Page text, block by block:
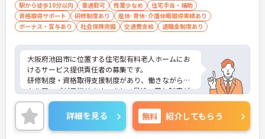
駅から徒歩10分以内 車通勤可 残業少なめ
住宅手当・補助
資格取得サポート
研修制度あり
産休･育休･介護休暇取得実績あり
ボーナス・賞与あり
社会保険完備 交通費支給 退職金制度あり
大阪府池田市に位置する住宅型有料老人ホームにお
けるサービス提供責任者の募集です。
研修制度・資格取得支援制度があり、働きながらス
キルアップが目指せます。また、昇給・賞与制度が
あり、頑張りがきちんと評価される職場です。
ご興味のある方には、面接対策ポイントなど、さら
に詳細をお話しいたしますのでお気軽にご相談くだ
さい！
詳細を見る 無料 紹介してもらう